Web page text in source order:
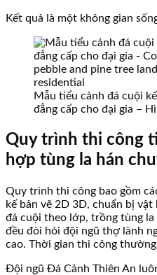
Kết quả là một không gian
Mẫu tiểu cảnh đá cuội
đẳng cấp cho đại gia –
Quy trình thi công
hợp tùng la hán
Quy trình thi công bao gồm
kế bản vẽ 2D 3D, chuẩn bị
đá cuội theo lớp, trồng tùng
đều đòi hỏi đội ngũ thợ lành
cao. Thời gian thi công
Đội ngũ Đá Cảnh Thiên An